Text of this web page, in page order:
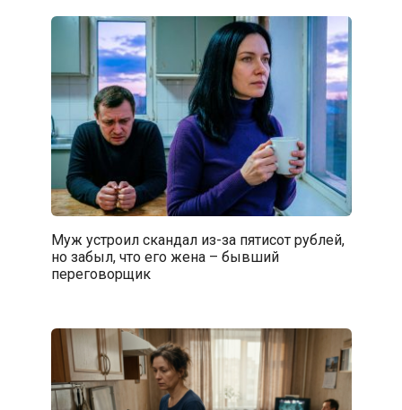
Муж устроил скандал из-за пятисот рублей,
но забыл, что его жена – бывший
переговорщик